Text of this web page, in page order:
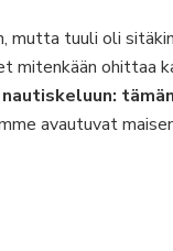
mutta tuuli oli
mitenkään ohittaa
avautuvat